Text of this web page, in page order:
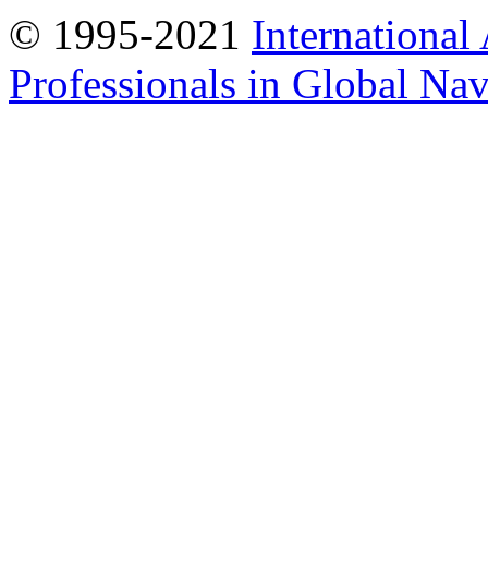
© 1995-2021 International
Professionals in Global